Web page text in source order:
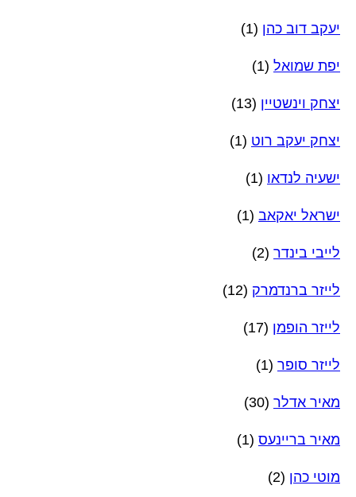
יעקב דוב כהן (1)
יפת שמואל (1)
יצחק וינשטיין (13)
יצחק יעקב רוט (1)
ישעיה לנדאו (1)
ישראל יאקאב (1)
לייבי בינדר (2)
לייזר ברנדמרק (12)
לייזר הופמן (17)
לייזר סופר (1)
מאיר אדלר (30)
מאיר בריינעס (1)
מוטי כהן (2)